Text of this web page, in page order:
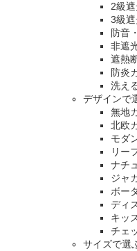
2級
3級
防音
非遮
遮熱
防炎
洗え
デザインで
無地
北欧
モダ
リー
ナチ
ジャ
ボー
ディ
キッ
チェ
サイズで選